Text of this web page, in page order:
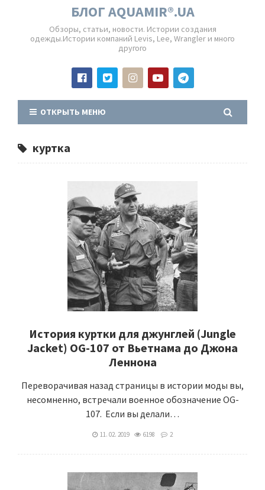
БЛОГ AQUAMIR®.UA
Обзоры, статьи, новости. Истории создания
одежды.Истории компаний Levis, Lee, Wrangler и много
другого
ОТКРЫТЬ МЕНЮ
куртка
История куртки для джунглей (Jungle
Jacket) OG-107 от Вьетнама до Джона
Леннона
Переворачивая назад страницы в истории моды вы,
несомненно, встречали военное обозначение OG-
107. Если вы делали…
11. 02. 2019 6198 2